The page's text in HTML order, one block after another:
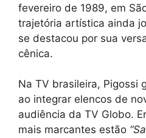
fevereiro de 1989, em
trajetória artística ainda
se destacou por sua
cênica.
Na TV brasileira, Pigossi
ao integrar elencos de
audiência da TV Globo.
mais marcantes estão